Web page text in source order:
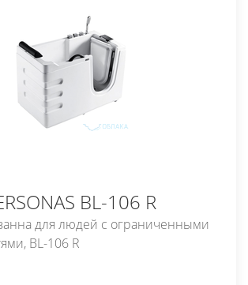
BL-106 R
для людей с ограниченными
BL-106 R